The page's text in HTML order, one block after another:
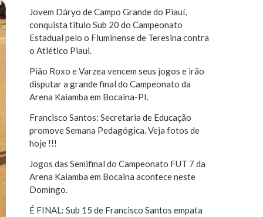
a
Jovem Dáryo de Campo Grande do Piauí,
conquista titulo Sub 20 do Campeonato
Estadual pelo o Fluminense de Teresina contra
o Atlético Piaui.
Pião Roxo e Varzea vencem seus jogos e irão
disputar a grande final do Campeonato da
Arena Kaiamba em Bocaina-PI.
Francisco Santos: Secretaria de Educação
promove Semana Pedagógica. Veja fotos de
hoje !!!
Jogos das Semifinal do Campeonato FUT 7 da
Arena Kaiamba em Bocaina acontece neste
Domingo.
É FINAL: Sub 15 de Francisco Santos empata